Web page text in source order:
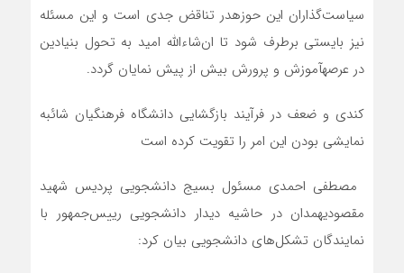
سیاست‌گذاران این حوزهدر تناقض جدی است و این مسئله
نیز بایستی برطرف شود تا ان‌شاءالله امید به تحول بنیادین
در عرصهآموزش و پرورش بیش از پیش نمایان گردد.
کندی و ضعف در فرآیند بازگشایی دانشگاه فرهنگیان شائبه
نمایشی بودن این امر را تقویت کرده است
مصطفی احمدی مسئول بسیج دانشجویی پردیس شهید
مقصودیهمدان‌ در حاشیه دیدار دانشجویی رییس‌جمهور با
نمایندگان تشکل‌های دانشجویی بیان کرد: